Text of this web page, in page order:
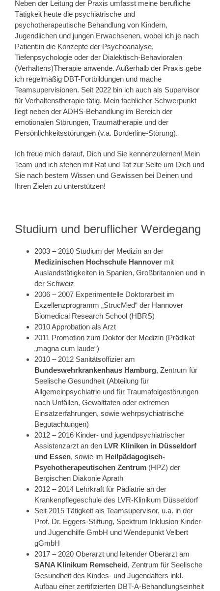
Neben der Leitung der Praxis umfasst meine berufliche
Tätigkeit heute die psychiatrische und
psychotherapeutische Behandlung von Kindern,
Jugendlichen und jungen Erwachsenen, wobei ich je nach
Patient:in die Konzepte der Psychoanalyse,
Tiefenpsychologie oder der Dialektisch-Behavioralen
(Verhaltens)Therapie anwende. Außerhalb der Praxis gebe
ich regelmäßig DBT-Fortbildungen und mache
Teamsupervisionen. Seit 2022 bin ich auch als Supervisor
für Verhaltenstherapie tätig. Mein fachlicher Schwerpunkt
liegt neben der ADHS-Behandlung im Bereich der
emotionalen Störungen, Traumatherapie und der
Persönlichkeitsstörungen (v.a. Borderline-Störung).
Ich freue mich darauf, Dich und Sie kennenzulernen! Mein
Team und ich stehen mit Rat und Tat zur Seite um Dich und
Sie nach bestem Wissen und Gewissen bei Deinen und
Ihren Zielen zu unterstützen!
Studium und beruflicher Werdegang
2003 – 2010 Studium der Medizin an der
Medizinischen Hochschule Hannover mit
Auslandstätigkeiten in Spanien, Großbritannien und in
der Schweiz
2006 – 2007 Experimentelle Doktorarbeit im
Exzellenzprogramm „StrucMed“ der Hannover
Biomedical Research School (HBRS)
2010 Approbation als Arzt
2011 Promotion zum Doktor der Medizin (Prädikat
„magna cum laude“)
2010 – 2012 Sanitätsoffizier am
Bundeswehrkrankenhaus Hamburg, Zentrum für
Seelische Gesundheit (Abteilung für
Allgemeinpsychiatrie und für Traumafolgestörungen
nach Unfällen, Gewalttaten oder extremen
Einsatzerfahrungen, sowie wehrpsychiatrische
Begutachtungen)
2012 – 2016 Kinder- und jugendpsychiatrischer
Assistenzarzt an den LVR Kliniken in Düsseldorf
und Essen, sowie im Heilpädagogisch-
Psychotherapeutischen Zentrum (HPZ) der
Bergischen Diakonie Aprath
2012 – 2014 Lehrkraft für Pädiatrie an der
Krankenpflegeschule des LVR-Klinikum Düsseldorf
Seit 2015 Tätigkeit als Teamsupervisor, u.a. in der
Prof. Dr. Eggers-Stiftung, Spektrum Inklusion Kinder-
und Jugendhilfe GmbH und Wendepunkt Velbert
gGmbH
2017 – 2020 Oberarzt und leitender Oberarzt am
SANA Klinikum Remscheid, Zentrum für Seelische
Gesundheit des Kindes- und Jugendalters inkl.
Aufbau einer zertifizierten DBT-A-Behandlungseinheit